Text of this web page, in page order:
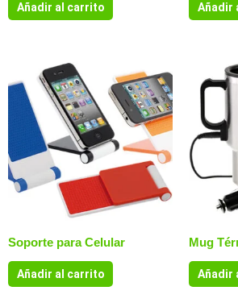
Añadir al carrito Añadir
Soporte para Celular
Añadir al carrito
Mug
Añadir